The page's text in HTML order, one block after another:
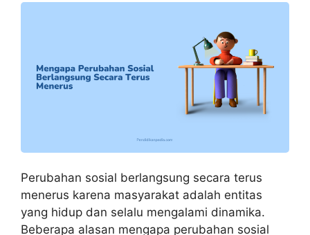
Perubahan sosial berlangsung secara terus
menerus karena masyarakat adalah entitas
yang hidup dan selalu mengalami dinamika.
Beberapa alasan mengapa perubahan sosial